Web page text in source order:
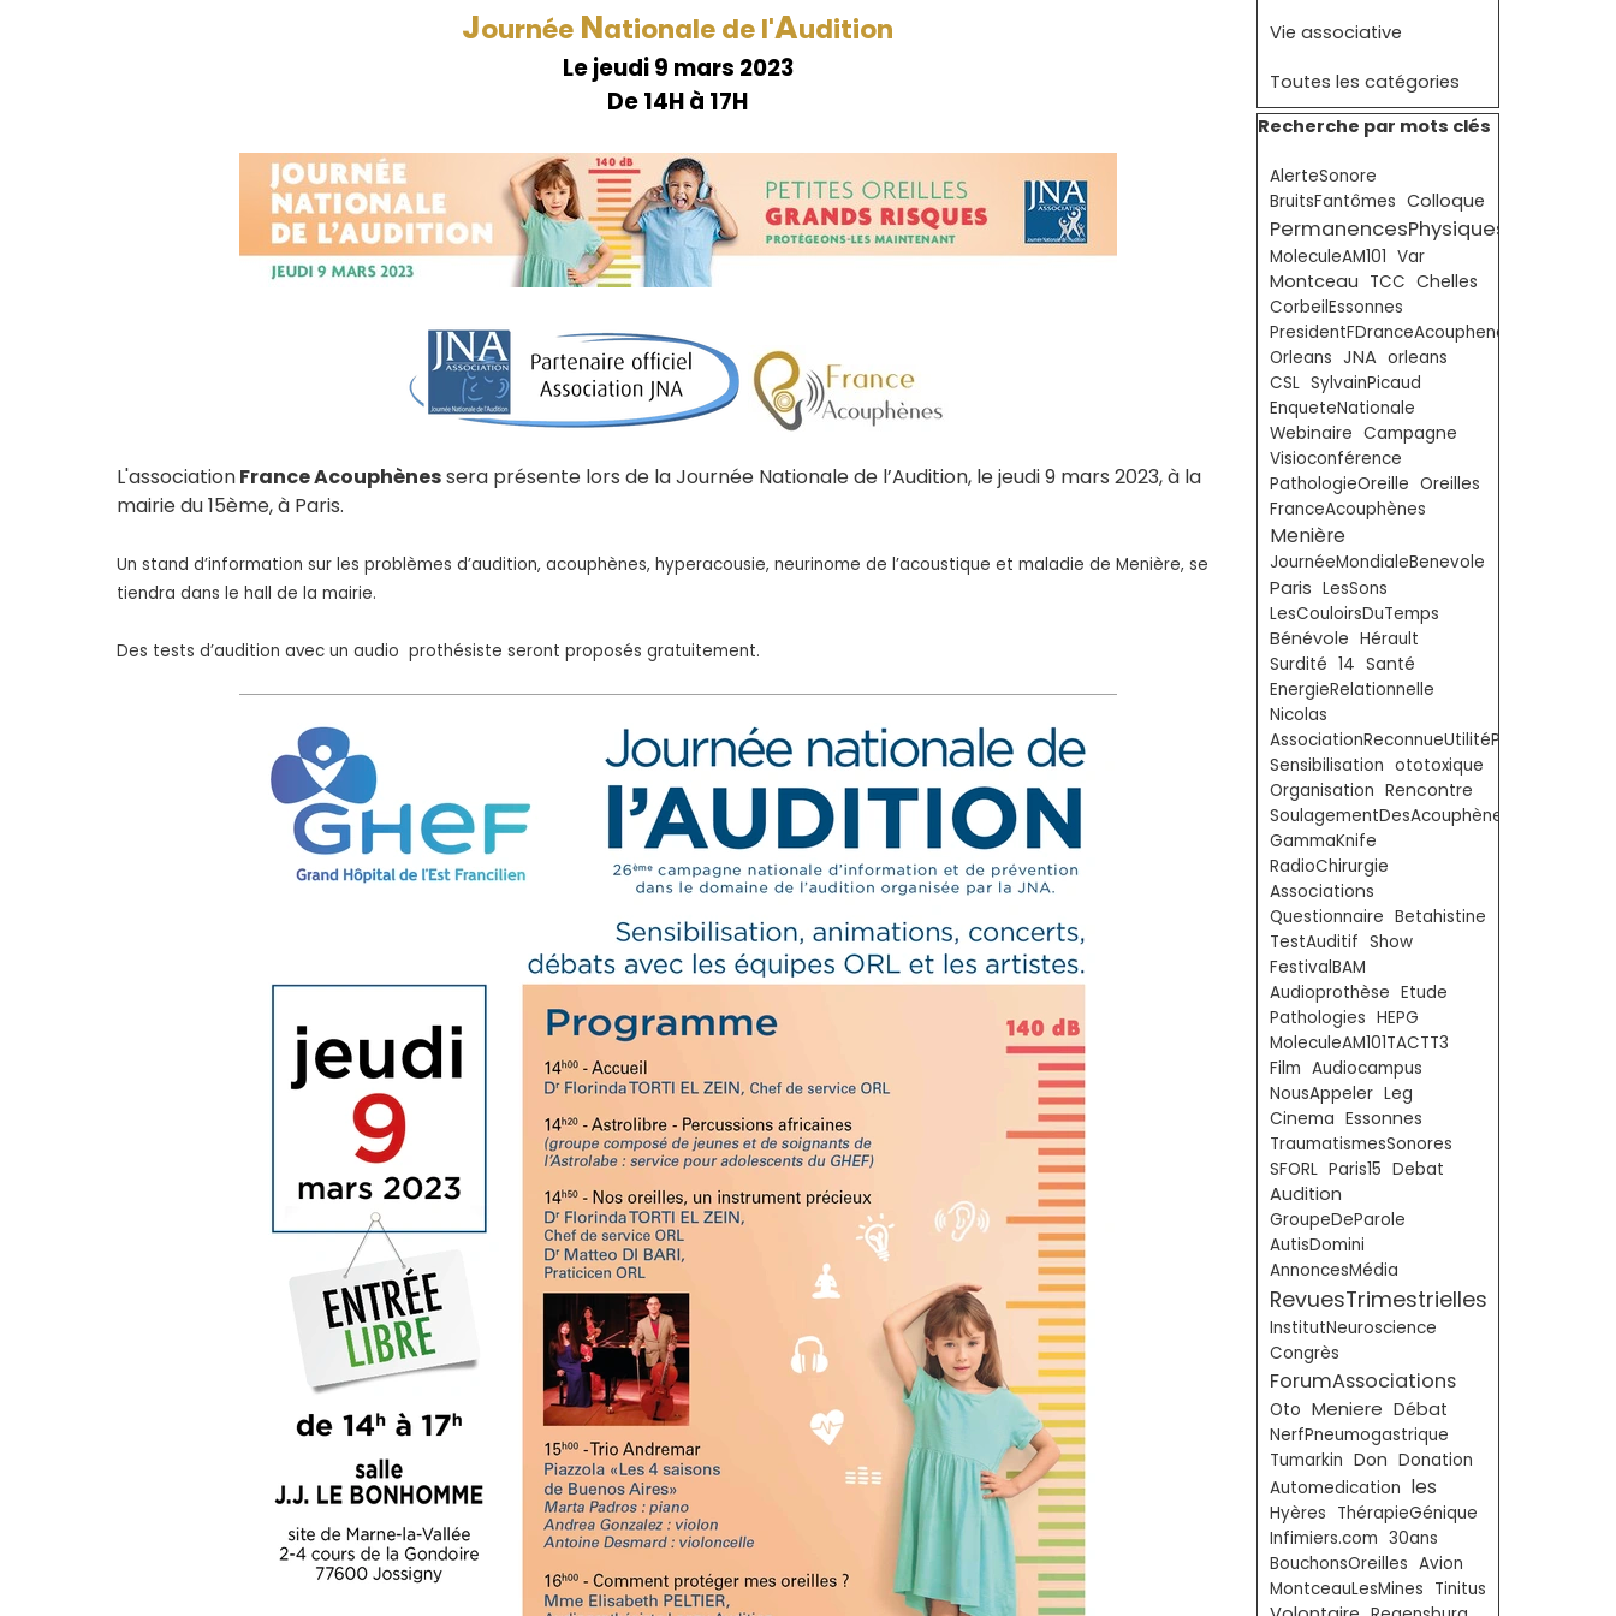
Journée Nationale de l'Audition
Le jeudi 9 mars 2023
De 14H à 17H
L'associationFrance Acouphènessera présente lors de la Journée Nationale de l’Audition, le jeudi 9 mars 2023, à la
mairie du 15ème, à Paris.
Un stand d’information sur les problèmes d’audition, acouphènes, hyperacousie, neurinome de l’acoustique et maladie de Menière, se
tiendra dans le hall de la mairie.
Des tests d’audition avec un audio prothésiste seront proposés gratuitement.
Vie associative
Toutes les catégories
Sauter le bloc Recherche par mots
Recherche par mots clés
AlerteSonore
BruitsFantômes Colloque
PermanencesPhysiques
MoleculeAM101 Var
Montceau TCC Chelles
CorbeilEssonnes
PresidentFDranceAcouphenes
Orleans JNA orleans
CSL SylvainPicaud
EnqueteNationale
Webinaire Campagne
Visioconférence
PathologieOreille Oreilles
FranceAcouphènes
Menière
JournéeMondialeBenevole
Paris LesSons
LesCouloirsDuTemps
Bénévole Hérault
Surdité 14 Santé
EnergieRelationnelle
Nicolas
AssociationReconnueUtilitéPublique
Sensibilisation ototoxique
Organisation Rencontre
SoulagementDesAcouphènes
GammaKnife
RadioChirurgie
Associations
Questionnaire Betahistine
TestAuditif Show
FestivalBAM
Audioprothèse Etude
Pathologies HEPG
MoleculeAM101TACTT3
Film Audiocampus
NousAppeler Leg
Cinema Essonnes
TraumatismesSonores
SFORL Paris15 Debat
Audition
GroupeDeParole
AutisDomini
AnnoncesMédia
RevuesTrimestrielles
InstitutNeuroscience
Congrès
ForumAssociations
Oto Meniere Débat
NerfPneumogastrique
Tumarkin Don Donation
Automedication les
Hyères ThérapieGénique
Infimiers.com 30ans
BouchonsOreilles Avion
MontceauLesMines Tinitus